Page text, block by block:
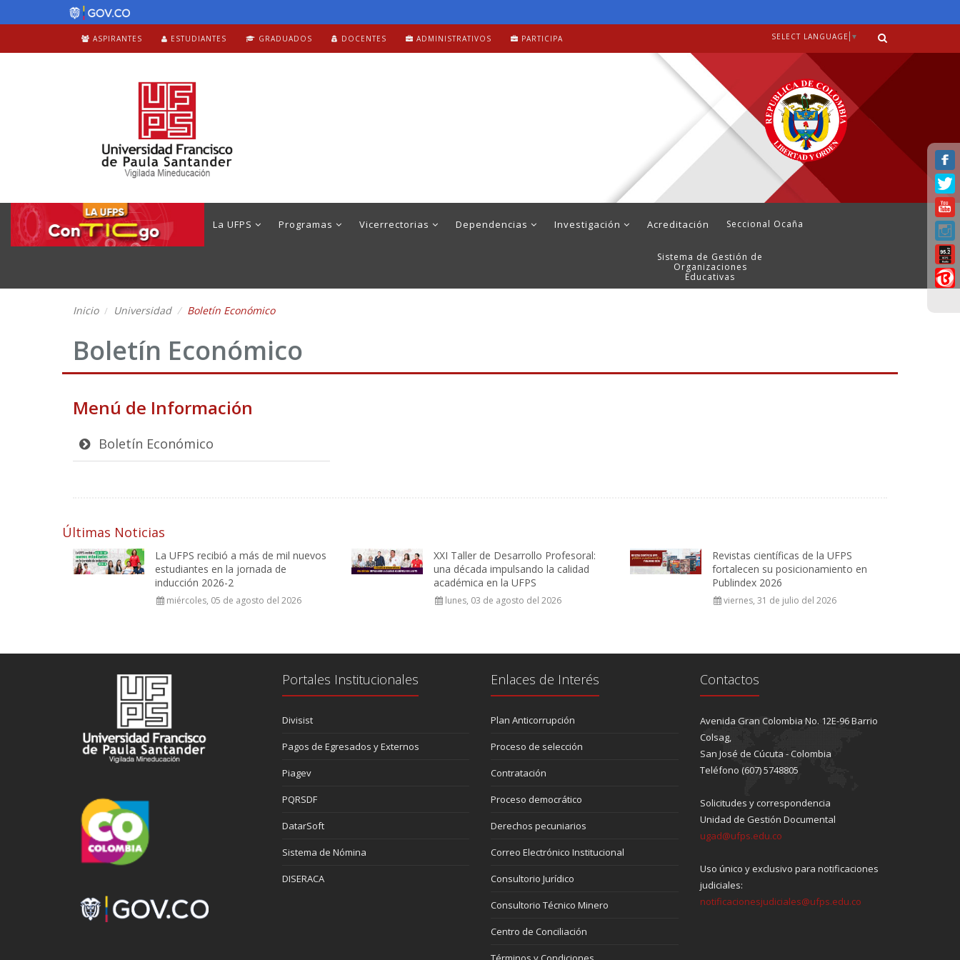
ASPIRANTES ESTUDIANTES GRADUADOS DOCENTES ADMINISTRATIVOS PARTICIPA SELECT LANGUAGE ▼
La UFPS Programas Vicerrectorias Dependencias Investigación Acreditación Seccional Ocaña
Sistema de Gestión de
Organizaciones
Educativas
Inicio Universidad Boletín Económico
Boletín Económico
Menú de Información
Boletín Económico
Últimas Noticias
La UFPS recibió a más de mil nuevos
estudiantes en la jornada de
inducción 2026-2
miércoles, 05 de agosto del 2026
XXI Taller de Desarrollo Profesoral:
una década impulsando la calidad
académica en la UFPS
lunes, 03 de agosto del 2026
Revistas científicas de la UFPS
fortalecen su posicionamiento en
Publindex 2026
viernes, 31 de julio del 2026
Portales Institucionales
Divisist
Pagos de Egresados y Externos
Piagev
PQRSDF
DatarSoft
Sistema de Nómina
DISERACA
Enlaces de Interés
Plan Anticorrupción
Proceso de selección
Contratación
Proceso democrático
Derechos pecuniarios
Correo Electrónico Institucional
Consultorio Jurídico
Consultorio Técnico Minero
Centro de Conciliación
Contactos
Avenida Gran Colombia No. 12E-96 Barrio
Colsag,
San José de Cúcuta - Colombia
Teléfono (607) 5748805
Solicitudes y correspondencia
Unidad de Gestión Documental
ugad@ufps.edu.co
Uso único y exclusivo para notificaciones
judiciales:
notificacionesjudiciales@ufps.edu.co